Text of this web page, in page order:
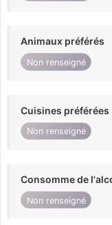
Animaux préférés
Non renseigné
Cuisines préférées
Non renseigné
Consomme de
Non renseigné